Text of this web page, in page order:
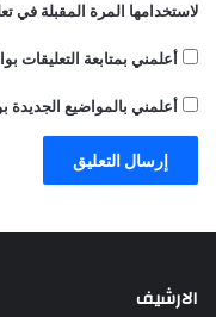
لاستخدامها المرة المقبلة في
أعلمني بمتابعة التعليقات
أعلمني بالمواضيع الجديدة
الارشيف